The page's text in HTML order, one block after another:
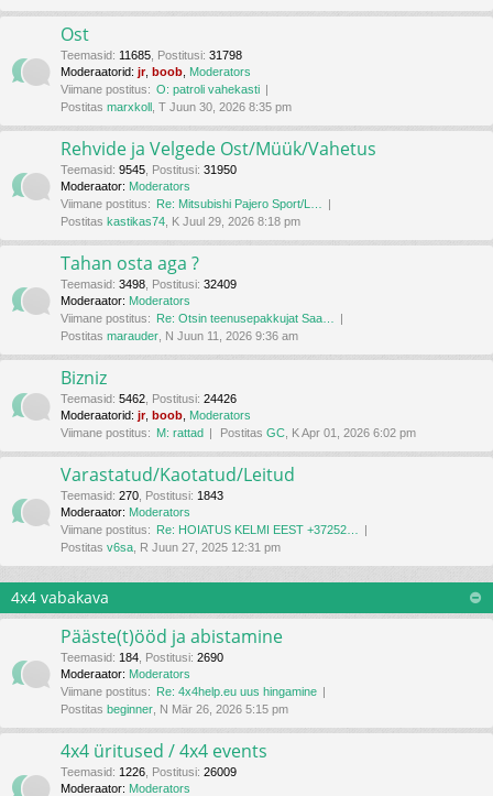
Ost
Teemasid: 11685 Postitusi: 31798
Moderaatorid: jr, boob Moderators
Viimane postitus: O: patroli vahekasti
Postitas marxkoll , T Juun 30, 2026 8:35 pm
Rehvide ja Velgede Ost/Müük/Vahetus
Teemasid: 9545 Postitusi: 31950
Moderaator: Moderators
Viimane postitus: Re: Mitsubishi Pajero Sport/L…
Postitas kastikas74 , K Juul 29, 2026 8:18 pm
Tahan osta aga ?
Teemasid: 3498 Postitusi: 32409
Moderaator: Moderators
Viimane postitus: Re: Otsin teenusepakkujat Saa…
Postitas marauder , N Juun 11, 2026 9:36 am
Bizniz
Teemasid: 5462 Postitusi: 24426
Moderaatorid: jr, boob Moderators
Viimane postitus: M: rattad Postitas GC , K Apr 01, 2026 6:02 pm
Varastatud/Kaotatud/Leitud
Teemasid: 270 Postitusi: 1843
Moderaator: Moderators
Viimane postitus: Re: HOIATUS KELMI EEST +37252…
Postitas v6sa , R Juun 27, 2025 12:31 pm
4x4 vabakava
Pääste(t)ööd ja abistamine
Teemasid: 184 Postitusi: 2690
Moderaator: Moderators
Viimane postitus: Re: 4x4help.eu uus hingamine
Postitas beginner , N Mär 26, 2026 5:15 pm
4x4 üritused / 4x4 events
Teemasid: 1226 Postitusi: 26009
Moderaator: Moderators